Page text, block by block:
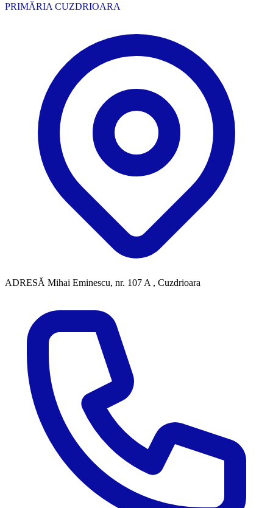
PRIMĂRIA CUZDRIOARA
ADRESĂ Mihai Eminescu, nr. 107 A , Cuzdrioara